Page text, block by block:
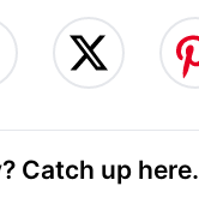
Catch up here.